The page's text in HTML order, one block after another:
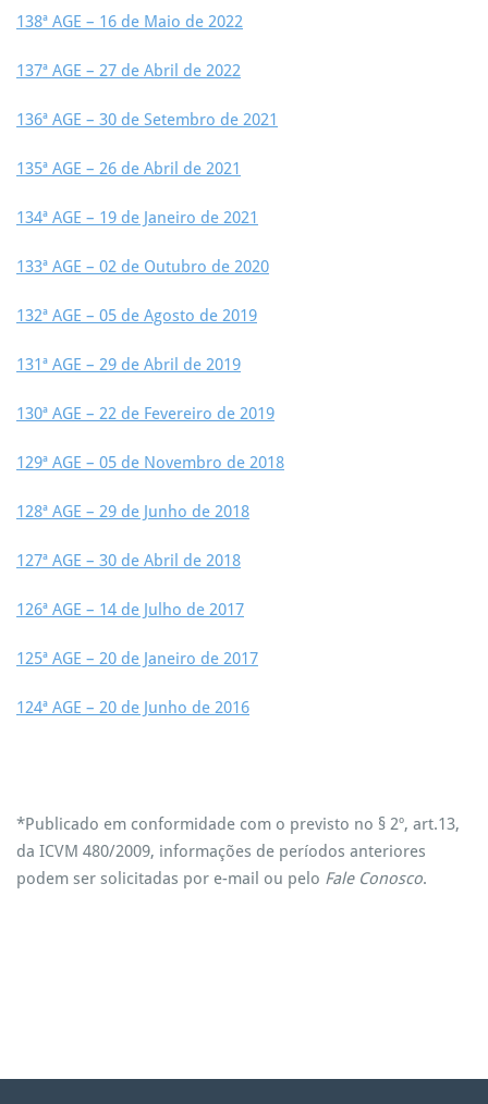
138ª AGE – 16 de Maio de 2022
137ª AGE – 27 de Abril de 2022
136ª AGE – 30 de Setembro de 2021
135ª AGE – 26 de Abril de 2021
134ª AGE – 19 de Janeiro de 2021
133ª AGE – 02 de Outubro de 2020
132ª AGE – 05 de Agosto de 2019
131ª AGE – 29 de Abril de 2019
130ª AGE – 22 de Fevereiro de 2019
129ª AGE – 05 de Novembro de 2018
128ª AGE – 29 de Junho de 2018
127ª AGE – 30 de Abril de 2018
126ª AGE – 14 de Julho de 2017
125ª AGE – 20 de Janeiro de 2017
124ª AGE – 20 de Junho de 2016
*Publicado em conformidade com o previsto no § 2º, art.13,
da ICVM 480/2009, informações de períodos anteriores
podem ser solicitadas por e-mail ou pelo Fale Conosco.